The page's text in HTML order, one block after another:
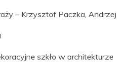
– Krzysztof Paczka, Andrzej
szkło w architekturze